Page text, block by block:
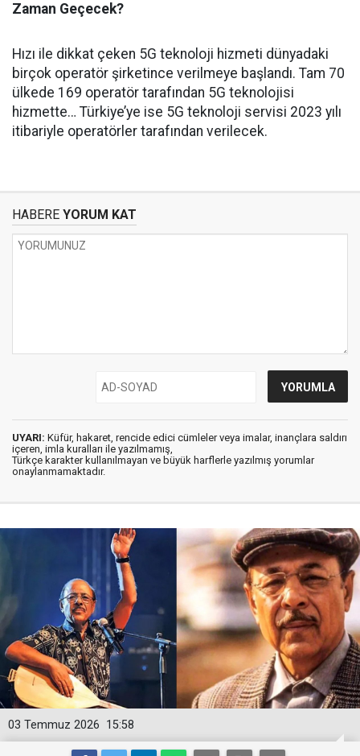
Zaman Geçecek?
Hızı ile dikkat çeken 5G teknoloji hizmeti dünyadaki
birçok operatör şirketince verilmeye başlandı. Tam 70
ülkede 169 operatör tarafından 5G teknolojisi
hizmette… Türkiye’ye ise 5G teknoloji servisi 2023 yılı
itibariyle operatörler tarafından verilecek.
HABERE YORUM KAT
UYARI: Küfür, hakaret, rencide edici cümleler veya imalar, inançlara saldırı
içeren, imla kuralları ile yazılmamış,
Türkçe karakter kullanılmayan ve büyük harflerle yazılmış yorumlar
onaylanmamaktadır.
15:58
03 Temmuz 2026